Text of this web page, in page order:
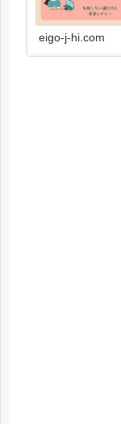
eigo-j-hi.com